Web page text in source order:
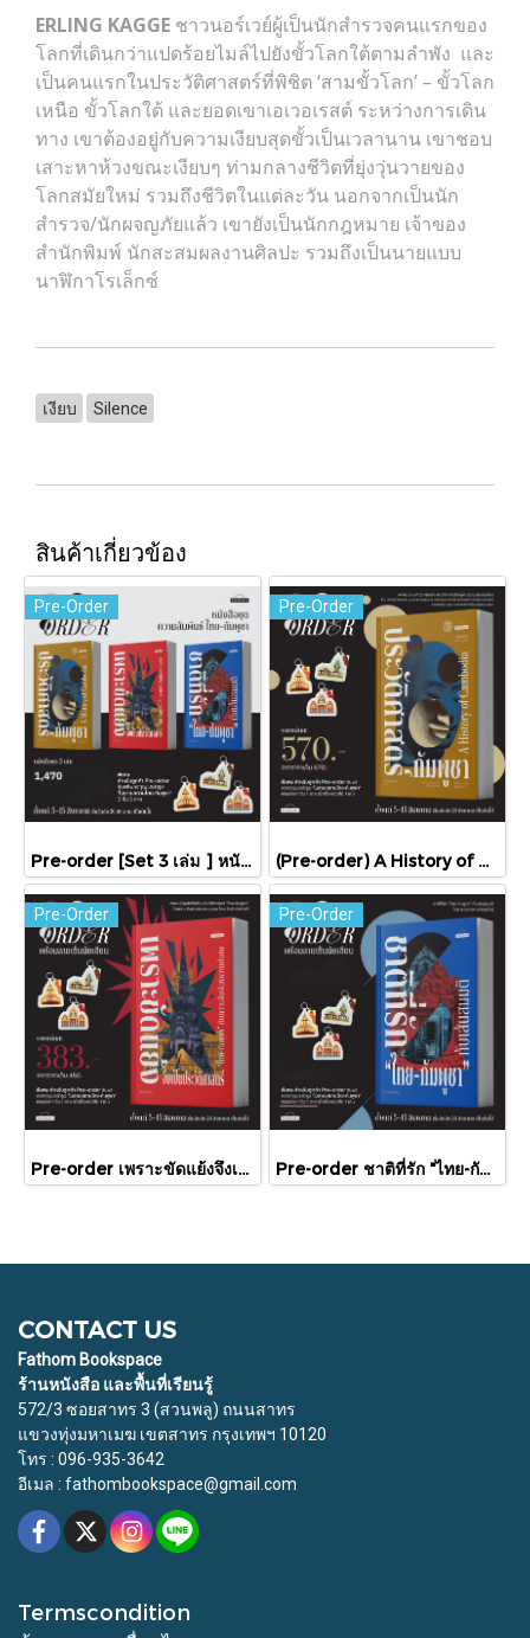
ERLING KAGGE ชาวนอร์เวย์ผู้เป็นนักสำรวจคนแรกของ
โลกที่เดินกว่าแปดร้อยไมล์ไปยังขั้วโลกใต้ตามลำพัง และ
เป็นคนแรกในประวัติศาสตร์ที่พิชิต ‘สามขั้วโลก’ – ขั้วโลก
เหนือ ขั้วโลกใต้ และยอดเขาเอเวอเรสต์ ระหว่างการเดิน
ทาง เขาต้องอยู่กับความเงียบสุดขั้วเป็นเวลานาน เขาชอบ
เสาะหาห้วงขณะเงียบๆ ท่ามกลางชีวิตที่ยุ่งวุ่นวายของ
โลกสมัยใหม่ รวมถึงชีวิตในแต่ละวัน นอกจากเป็นนัก
สำรวจ/นักผจญภัยแล้ว เขายังเป็นนักกฎหมาย เจ้าของ
สำนักพิมพ์ นักสะสมผลงานศิลปะ รวมถึงเป็นนายแบบ
นาฬิกาโรเล็กซ์
เงียบ Silence
สินค้าเกี่ยวข้อง
Pre-Order
Pre-order [Set 3 เล่ม ] หนังสือชุดความสัมพันธ์ "ไทย-กัมพูชา" / มติชน
Pre-Order
(Pre-order) A History of Cambodia ประวัติศาสตร์กัมพูชา (ฉบับปรับปรุงใหม่) / David Chandler / มติชน
Pre-Order
Pre-order เพราะขัดแย้งจึงเป็นประวัติศาสตร์ "ไทย-กัมพูชา" กับความสัมพันธ์หวานปนขม / มติชน
Pre-Order
Pre-order ชาติที่รัก "ไทย-กัมพูชา" กับเส้นสมมติ / พวงทอง ภวัครพันธุ์ / มติชน
CONTACT US
Fathom Bookspace
ร้านหนังสือ และพื้นที่เรียนรู้
572/3 ซอยสาทร 3 (สวนพลู) ถนนสาทร
แขวงทุ่งมหาเมฆ เขตสาทร กรุงเทพฯ 10120
โทร : 096-935-3642
อีเมล : fathombookspace@gmail.com
Termscondition